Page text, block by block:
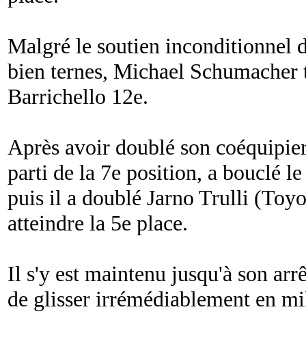
Malgré le soutien inconditionnel
bien ternes, Michael
Barrichello 12e.
Après avoir doublé son
parti de la 7e position, a bouclé
puis il a doublé Jarno Trulli
atteindre la 5e place.
Il s'y est maintenu jusqu'à son
de glisser irrémédiablement en